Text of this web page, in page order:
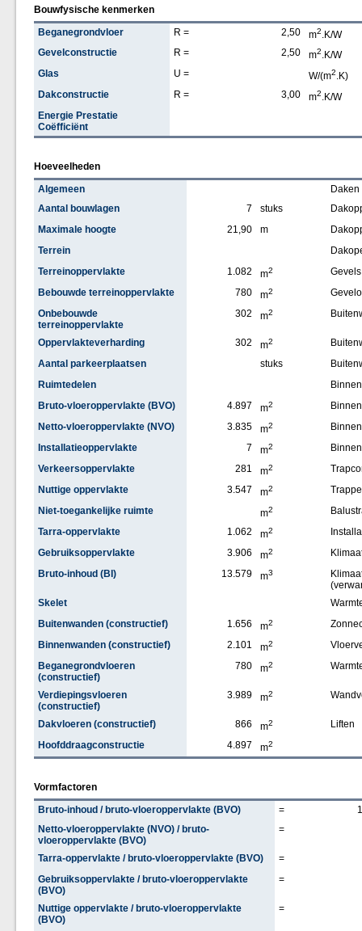
Bouwfysische kenmerken
Beganegrondvloer
R = 2,50 m2.K/W
Gevelconstructie
R = 2,50 m2.K/W
Glas
U = W/(m2.K)
Dakconstructie
R = 3,00 m2.K/W
Energie Prestatie
Coëfficiënt
Hoeveelheden
Algemeen
Daken
Aantal bouwlagen
7 stuks
Maximale hoogte
21,90 m
Terrein
Terreinoppervlakte
1.082 m2
Gevels
Bebouwde terreinoppervlakte
780 m2
Onbebouwde
terreinoppervlakte
302 m2
Oppervlakteverharding 302 m2
Aantal parkeerplaatsen
stuks
Ruimtedelen
Bruto-vloeroppervlakte (BVO)
4.897 m2
Netto-vloeroppervlakte (NVO)
3.835 m2
Installatieoppervlakte
7 m2
Verkeersoppervlakte
281 m2
Nuttige oppervlakte
3.547 m2
Niet-toegankelijke ruimte
m2
Tarra-oppervlakte
1.062 m2
Gebruiksoppervlakte
3.906 m2
Bruto-inhoud (BI)
13.579 m3
Skelet
Buitenwanden (constructief)
1.656 m2
Binnenwanden (constructief)
2.101 m2
Beganegrondvloeren
(constructief)
780 m2
Verdiepingsvloeren
(constructief)
3.989 m2
Dakvloeren (constructief) 866 m2
Liften
Hoofddraagconstructie
4.897 m2
Vormfactoren
Bruto-inhoud / bruto-vloeroppervlakte (BVO)
=
Netto-vloeroppervlakte (NVO) / bruto-
vloeroppervlakte (BVO)
=
Tarra-oppervlakte / bruto-vloeroppervlakte (BVO)
=
Gebruiksoppervlakte / bruto-vloeroppervlakte
(BVO)
=
Nuttige oppervlakte / bruto-vloeroppervlakte
(BVO)
=